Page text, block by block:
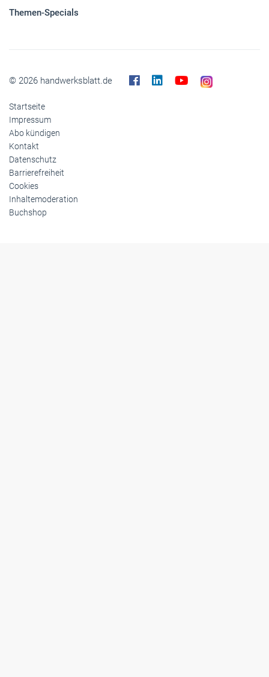
Themen-Specials
© 2026 handwerksblatt.de
Startseite
Impressum
Abo kündigen
Kontakt
Datenschutz
Barrierefreiheit
Cookies
Inhaltemoderation
Buchshop